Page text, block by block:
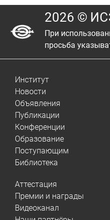
2026 ©
При
просьба
Институт
Новости
Объявления
Публикации
Конференции
Образование
Поступающим
Библиотека
Аттестация
Премии и награды
Видеоканал